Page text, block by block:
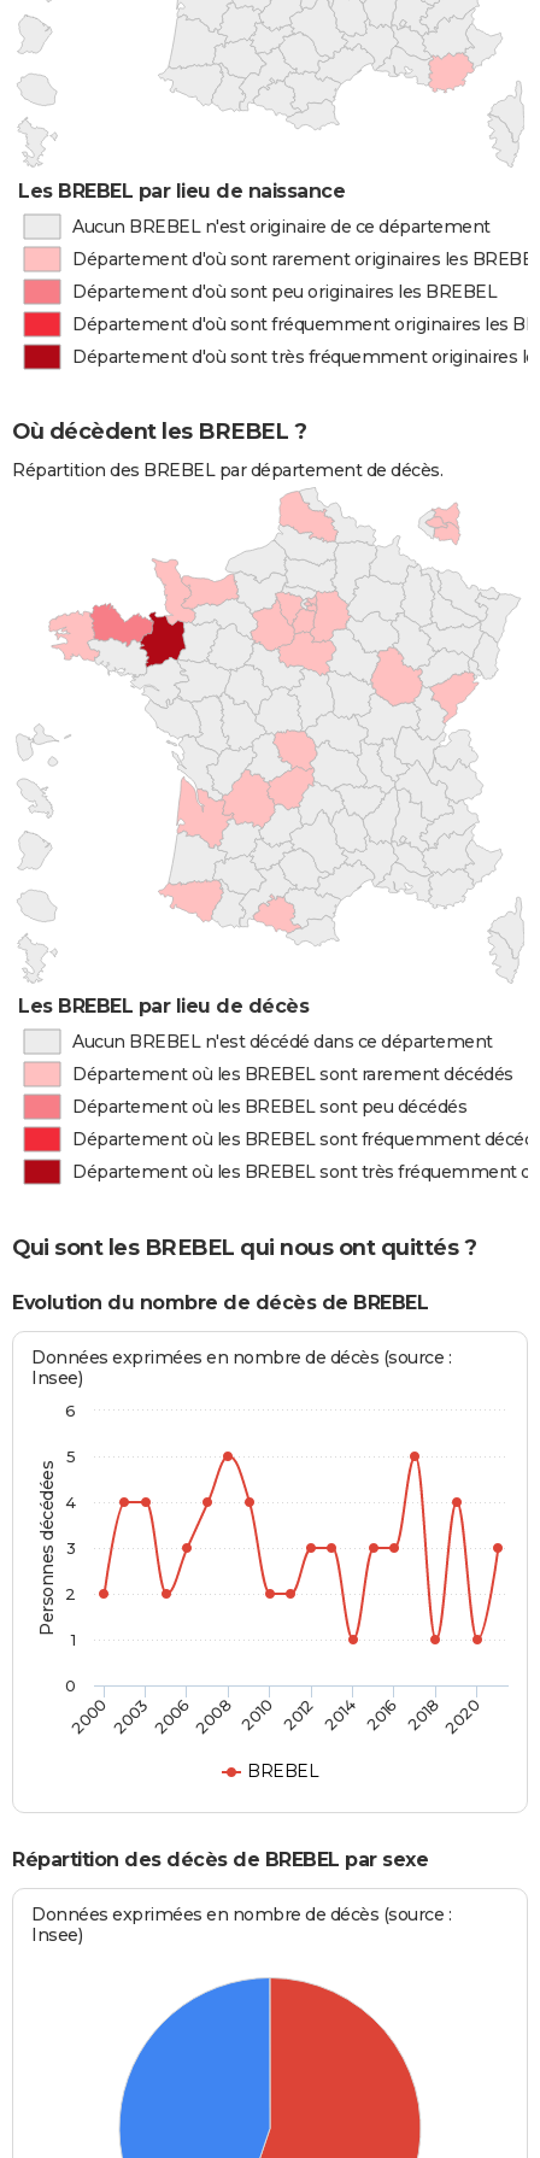
Les BREBEL par lieu de naissance
Aucun BREBEL n'est originaire de ce département
Département d'où sont rarement originaires les
Département d'où sont peu originaires les BREBEL
Département d'où sont fréquemment originaires les
Département d'où sont très fréquemment originaires
Où décèdent les BREBEL ?
Répartition des BREBEL par département de décès.
Les BREBEL par lieu de décès
Aucun BREBEL n'est décédé dans ce département
Département où les BREBEL sont rarement décédés
Département où les BREBEL sont peu décédés
Département où les BREBEL sont fréquemment
Département où les BREBEL sont très fréquemment
Qui sont les BREBEL qui nous ont quittés ?
Evolution du nombre de décès de BREBEL
Personnes décédées
Données exprimées en nombre de décès (source :
Insee)
BREBEL
2000200320062008 2010 2012 2014 2016 20182020
0
1
2
3
4
5
6
Répartition des décès de BREBEL par sexe
Données exprimées en nombre de décès (source :
Insee)